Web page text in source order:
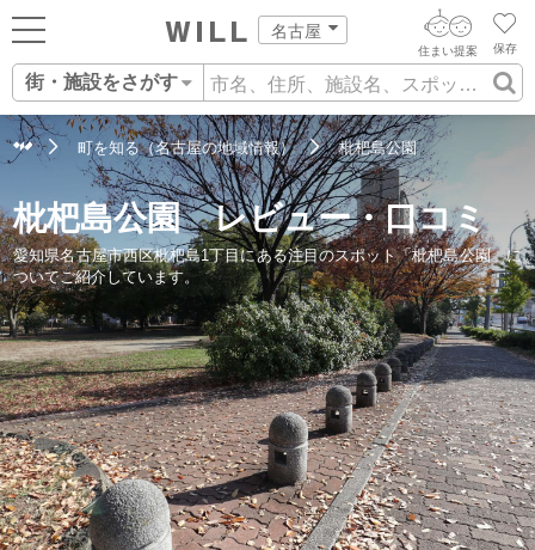
名古屋
ログイン
新規会員登録
住まいをさがす
住まいを売る
住まいをつくる
町を知る
店舗案内
保存
住まい提案
街・施設をさがす
住まいをさがす
自宅の相場をみる
住まい事例をさが
す
街・施設をさがす
営業所をさがす
スタッフをさがす
AIウィルくんの提案
AI住まい提案を受ける
AI査定・チャット相談する
不動産エージェントの提案
価格査定を依頼する
相場データを依頼する
町を知る（名古屋の地域情報） 枇杷島公園
枇杷島公園 レビュー・口コミ
愛知県名古屋市西区枇杷島1丁目にある注目のスポット「枇杷島公園」に
ついてご紹介しています。